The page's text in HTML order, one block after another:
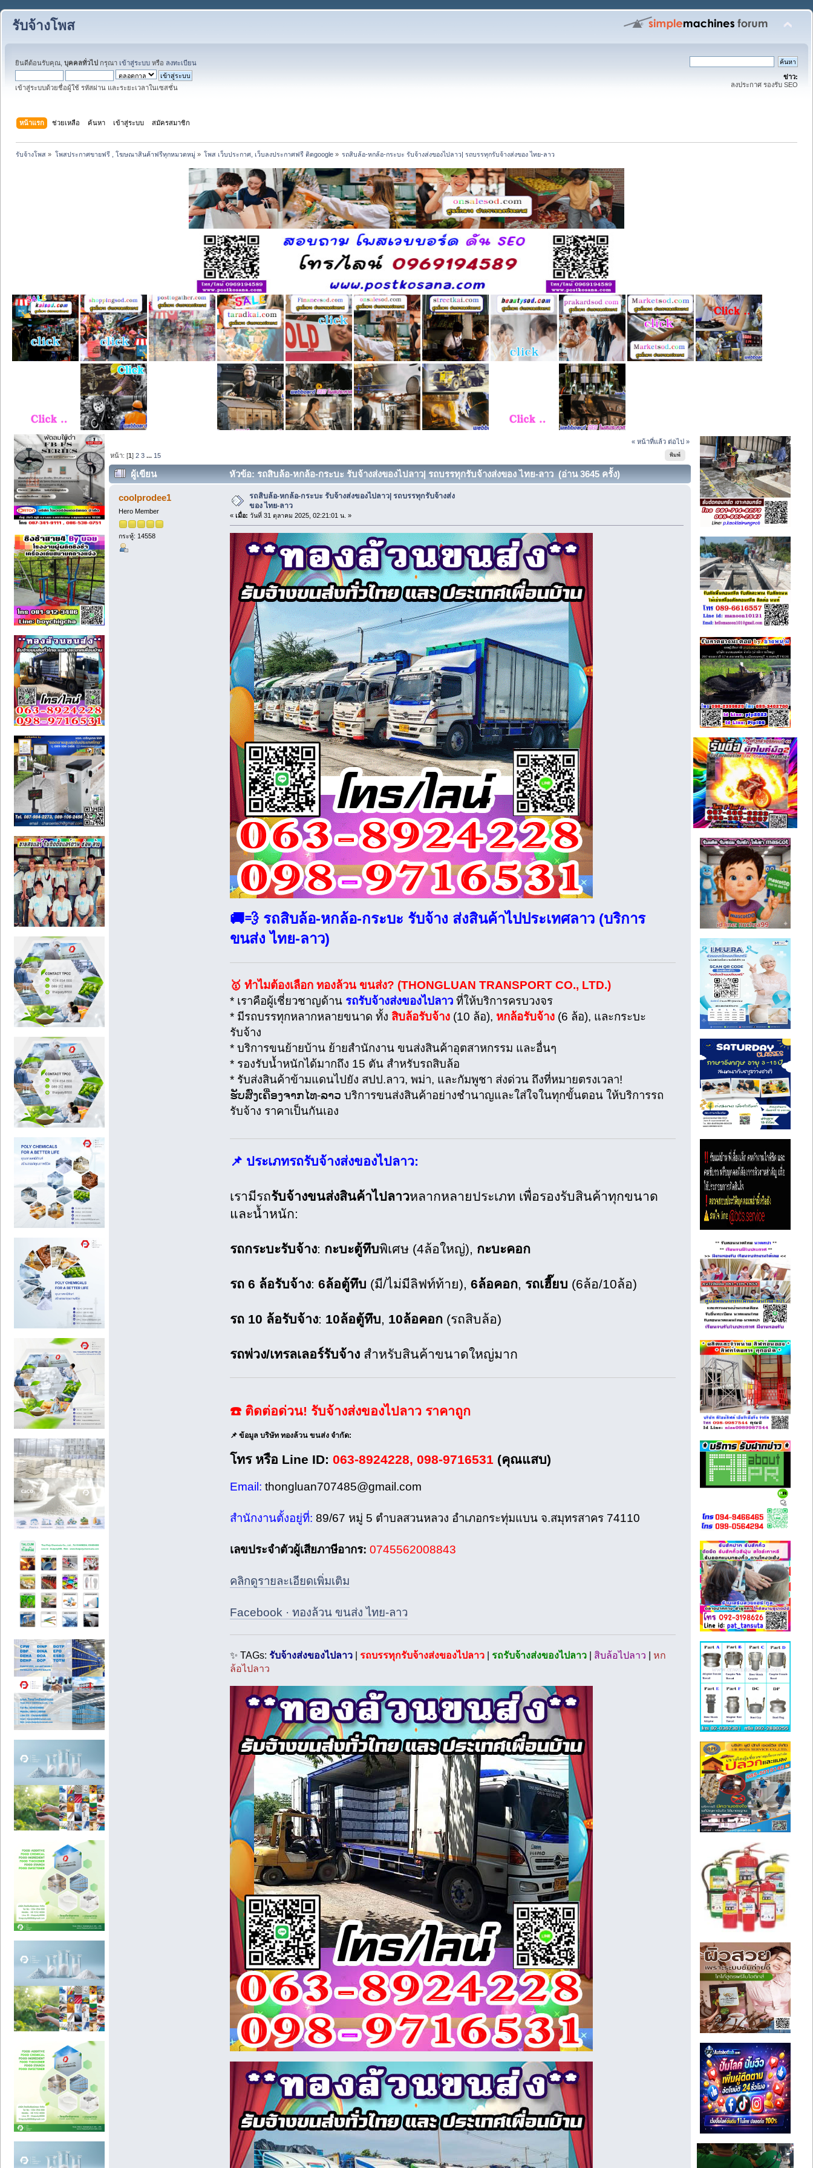
รับจ้างโพส
ยินดีต้อนรับคุณ, บุคคลทั่วไป กรุณา เข้าสู่ระบบ หรือ ลงทะเบียน
เข้าสู่ระบบด้วยชื่อผู้ใช้ รหัสผ่าน และระยะเวลาในเซสชั่น
ข่าว:
ลงประกาศ รองรับ SEO
หน้าแรก ช่วยเหลือ ค้นหา เข้าสู่ระบบ สมัครสมาชิก
รับจ้างโพส » โพสประกาศขายฟรี , โฆษณาสินค้าฟรีทุกหมวดหมู่» โพส เว็บประกาศ, เว็บลงประกาศฟรี ติดgoogle» รถสิบล้อ-หกล้อ-กระบะ รับจ้างส่งของไปลาว| รถบรรทุกรับจ้างส่งของ ไทย-ลาว
« หน้าที่แล้ว ต่อไป »
พิมพ์
หน้า: [1]2 3 ... 15
ผู้เขียน หัวข้อ: รถสิบล้อ-หกล้อ-กระบะ รับจ้างส่งของไปลาว| รถบรรทุกรับจ้างส่งของ ไทย-ลาว (อ่าน 3645 ครั้ง)
coolprodee1
Hero Member
กระทู้: 14558
รถสิบล้อ-หกล้อ-กระบะ รับจ้างส่งของไปลาว| รถบรรทุกรับจ้างส่ง
ของ ไทย-ลาว
« เมื่อ: วันที่ 31 ตุลาคม 2025, 02:21:01 น. »
🚚💨 รถสิบล้อ-หกล้อ-กระบะ รับจ้าง ส่งสินค้าไปประเทศลาว (บริการ
ขนส่ง ไทย-ลาว)
🥇 ทำไมต้องเลือก ทองล้วน ขนส่ง? (THONGLUAN TRANSPORT CO., LTD.)
* เราคือผู้เชี่ยวชาญด้าน รถรับจ้างส่งของไปลาวที่ให้บริการครบวงจร
* มีรถบรรทุกหลากหลายขนาด ทั้ง สิบล้อรับจ้าง(10 ล้อ), หกล้อรับจ้าง(6 ล้อ), และกระบะ
รับจ้าง
* บริการขนย้ายบ้าน ย้ายสำนักงาน ขนส่งสินค้าอุตสาหกรรม และอื่นๆ
* รองรับน้ำหนักได้มากถึง 15 ตัน สำหรับรถสิบล้อ
* รับส่งสินค้าข้ามแดนไปยัง สปป.ลาว, พม่า, และกัมพูชา ส่งด่วน ถึงที่หมายตรงเวลา!
ຮັບສົ່ງເຄື່ອງຈາກໄທ-ລາວ บริการขนส่งสินค้าอย่างชำนาญและใส่ใจในทุกขั้นตอน ให้บริการรถ
รับจ้าง ราคาเป็นกันเอง
📌 ประเภทรถรับจ้างส่งของไปลาว:
เรามีรถรับจ้างขนส่งสินค้าไปลาวหลากหลายประเภท เพื่อรองรับสินค้าทุกขนาด
และน้ำหนัก:
รถกระบะรับจ้าง: กะบะตู้ทึบพิเศษ (4ล้อใหญ่), กะบะคอก
รถ 6 ล้อรับจ้าง: 6ล้อตู้ทึบ (มี/ไม่มีลิฟท์ท้าย), 6ล้อคอก, รถเฮี๊ยบ (6ล้อ/10ล้อ)
รถ 10 ล้อรับจ้าง: 10ล้อตู้ทึบ, 10ล้อคอก(รถสิบล้อ)
รถพ่วง/เทรลเลอร์รับจ้างสำหรับสินค้าขนาดใหญ่มาก
☎️ ติดต่อด่วน! รับจ้างส่งของไปลาว ราคาถูก
📌 ข้อมูล บริษัท ทองล้วน ขนส่ง จำกัด:
โทร หรือ Line ID: 063-8924228, 098-9716531 (คุณแสบ)
Email: thongluan707485@gmail.com
สำนักงานตั้งอยู่ที่: 89/67 หมู่ 5 ตำบลสวนหลวง อำเภอกระทุ่มแบน จ.สมุทรสาคร 74110
เลขประจำตัวผู้เสียภาษีอากร: 0745562008843
คลิกดูรายละเอียดเพิ่มเติม
Facebook · ทองล้วน ขนส่ง ไทย-ลาว
✨ TAGs: รับจ้างส่งของไปลาว| รถบรรทุกรับจ้างส่งของไปลาว| รถรับจ้างส่งของไปลาว| สิบล้อไปลาว
หก
ล้อไปลาว